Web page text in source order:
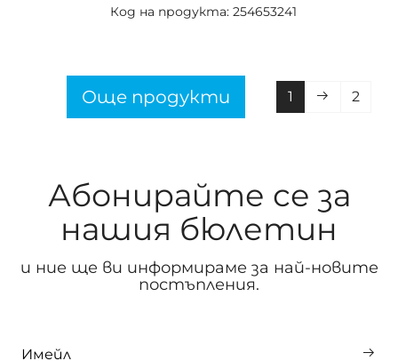
Код на продукта: 254653241
Още продукти 1 2
Абонирайте се за
нашия бюлетин
и ние ще ви информираме за най-новите
постъпления.